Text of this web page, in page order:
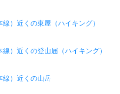
）近くの東屋（ハイキング）
）近くの登山届（ハイキング）
線）近くの山岳